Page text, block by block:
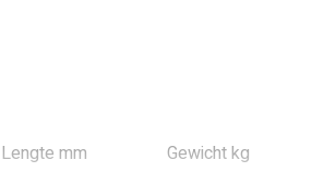
Lengte mm
Gewicht kg